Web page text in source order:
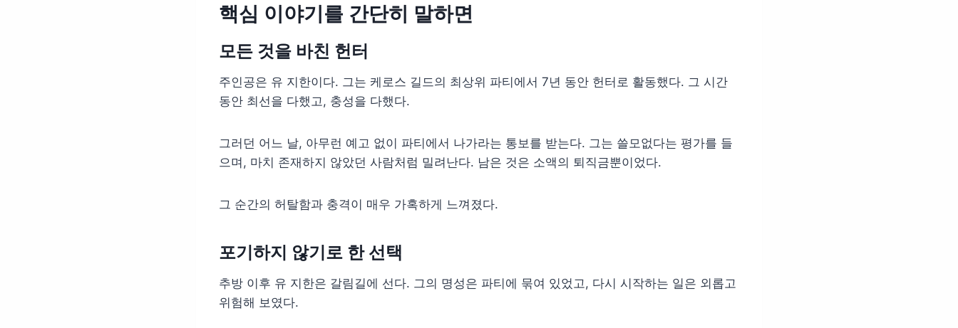
핵심 이야기를 간단히 말하면
모든 것을 바친 헌터
주인공은 유 지한이다. 그는 케로스 길드의 최상위 파티에서 7년 동안 헌터로 활동했다. 그 시간
동안 최선을 다했고, 충성을 다했다.
그러던 어느 날, 아무런 예고 없이 파티에서 나가라는 통보를 받는다. 그는 쓸모없다는 평가를 들
으며, 마치 존재하지 않았던 사람처럼 밀려난다. 남은 것은 소액의 퇴직금뿐이었다.
그 순간의 허탈함과 충격이 매우 가혹하게 느껴졌다.
포기하지 않기로 한 선택
추방 이후 유 지한은 갈림길에 선다. 그의 명성은 파티에 묶여 있었고, 다시 시작하는 일은 외롭고
위험해 보였다.